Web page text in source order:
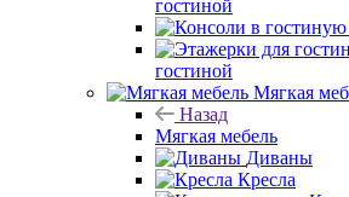
гостиной
гостиной
Мягкая
Назад
Мягкая мебель
Диваны
Кресла